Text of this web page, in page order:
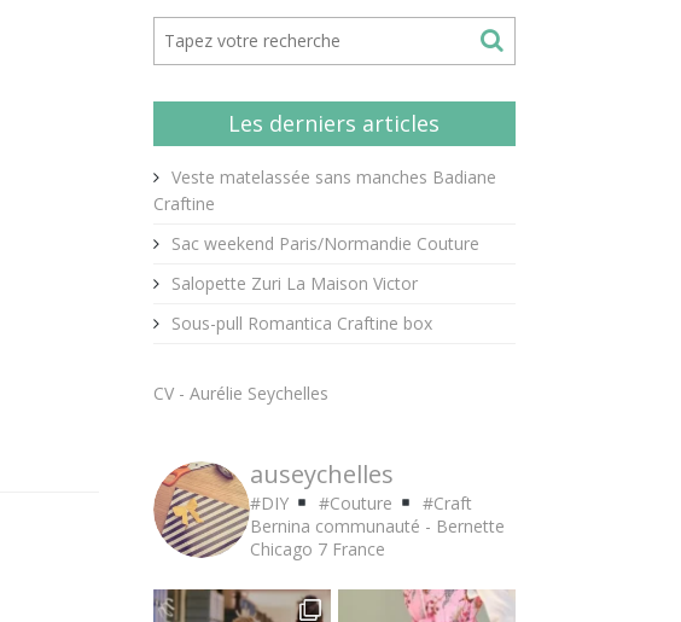
Les derniers articles
Veste matelassée sans manches Badiane
Craftine
Sac weekend Paris/Normandie Couture
Salopette Zuri La Maison Victor
Sous-pull Romantica Craftine box
CV - Aurélie Seychelles
auseychelles
#DIY #Couture
#Craft
Bernina communauté - Bernette
Chicago 7France